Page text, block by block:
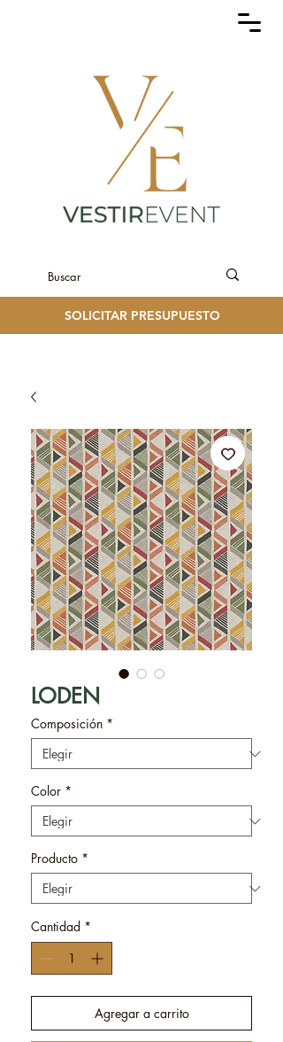
SOLICITAR PRESUPUESTO
LODEN
Composición *
Color *
Producto *
Cantidad *
Agregar a carrito